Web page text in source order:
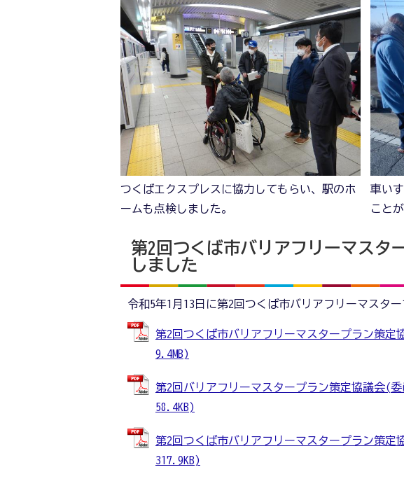
つくばエクスプレスに協力してもらい、駅のホ
ームも点検しました。
車い
こと
第2回つくば市バリアフリーマスタ
しました
令和5年1月13日に第2回つくば市バリアフリーマスタ
第2回つくば市バリアフリーマスタープラン策定
9.4MB)
第2回バリアフリーマスタープラン策定協議会(
58.4KB)
第2回つくば市バリアフリーマスタープラン策定
317.9KB)